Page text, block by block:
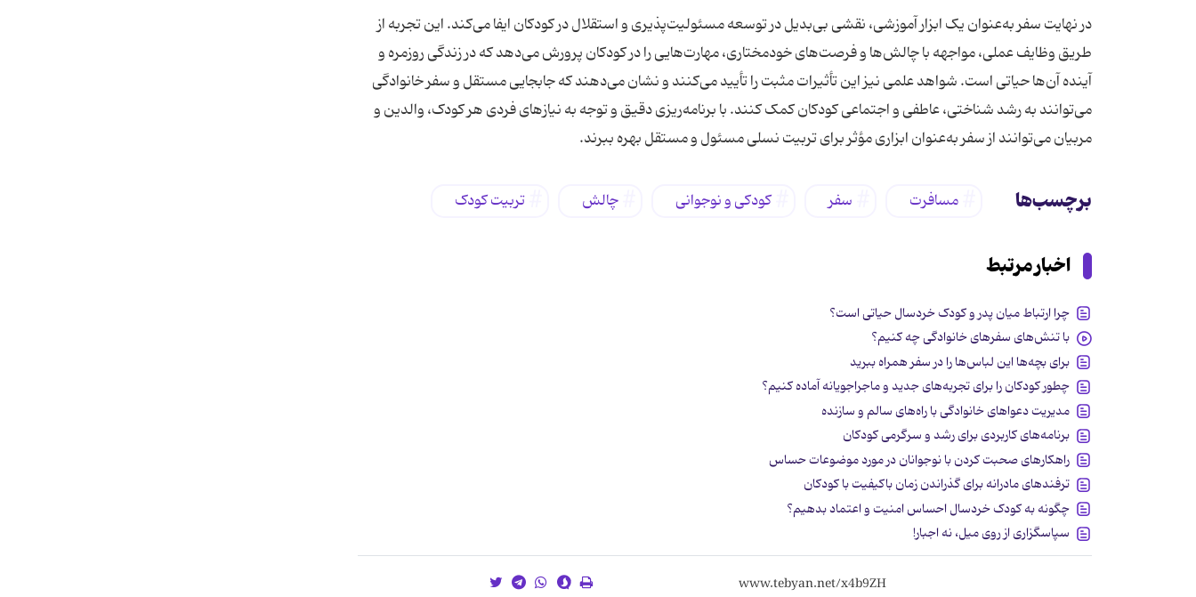
در نهایت سفر به‌عنوان یک ابزار آموزشی، نقشی بی‌بدیل در توسعه مسئولیت‌پذیری و استقلال در کودکان ایفا می‌کند. این تجربه از
طریق وظایف عملی، مواجهه با چالش‌ها و فرصت‌های خودمختاری، مهارت‌هایی را در کودکان پرورش می‌دهد که در زندگی روزمره و
آینده آن‌ها حیاتی است. شواهد علمی نیز این تأثیرات مثبت را تأیید می‌کنند و نشان می‌دهند که جابجایی مستقل و سفر خانوادگی
می‌توانند به رشد شناختی، عاطفی و اجتماعی کودکان کمک کنند. با برنامه‌ریزی دقیق و توجه به نیازهای فردی هر کودک، والدین و
مربیان می‌توانند از سفر به‌عنوان ابزاری مؤثر برای تربیت نسلی مسئول و مستقل بهره ببرند.
برچسب‌ها مسافرت سفر کودکی و نوجوانی چالش تربیت کودک
اخبار مرتبط
چرا ارتباط میان پدر و کودک خردسال حیاتی است؟
با تنش‌های سفرهای خانوادگی چه کنیم؟
برای بچه‌ها این لباس‌ها را در سفر همراه ببرید
چطور کودکان را برای تجربه‌های جدید و ماجراجویانه آماده کنیم؟
مدیریت دعواهای خانوادگی با راه‌های سالم و سازنده
برنامه‌های کاربردی برای رشد و سرگرمی کودکان
راهکارهای صحبت کردن با نوجوانان در مورد موضوعات حساس
ترفندهای مادرانه برای گذراندن زمان باکیفیت با کودکان
چگونه به کودک خردسال احساس امنیت و اعتماد بدهیم؟
سپاسگزاری از روی میل، نه اجبار!